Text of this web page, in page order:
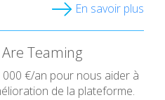
En savoir plus
Teaming
€/an pour nous aider à
de la plateforme.